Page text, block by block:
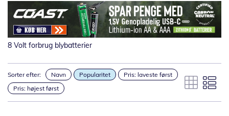
8 Volt forbrug blybatterier
Sorter efter: Navn Popularitet
Pris: laveste først
Pris: højest først